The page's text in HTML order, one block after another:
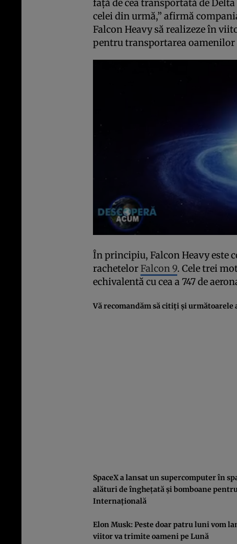
faţă de cea transportată de
celei din urmă,” afirmă
Falcon Heavy să realizeze în
pentru transportarea
În principiu, Falcon Heavy este
rachetelor Falcon 9. Cele trei
echivalentă cu cea a 747 de
Vă recomandăm să citiţi şi următoarele
SpaceX a lansat un supercomputer în
alături de îngheţată şi bomboane
Internaţională
Elon Musk: Peste doar patru luni vom
viitor va trimite oameni pe Lună